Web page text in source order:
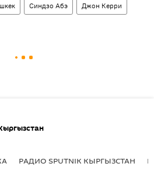
Синдзо Абэ Джон Керри
РАДИО SPUTNIK КЫРГЫЗСТАН